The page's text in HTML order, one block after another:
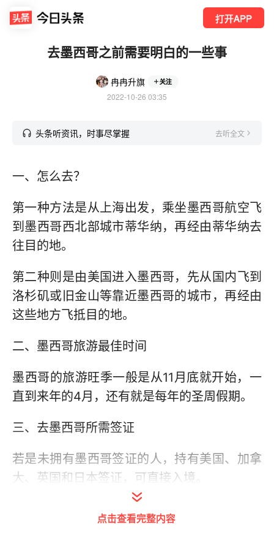
打开APP
去墨西哥之前需要明白的一些事
冉冉升旗 关注
2022-10-26 03:35
头条听资讯，时事尽掌握 去听全文
一、怎么去？
第一种方法是从上海出发，乘坐墨西哥航空飞
到墨西哥西北部城市蒂华纳，再经由蒂华纳去
往目的地。
第二种则是由美国进入墨西哥，先从国内飞到
洛杉矶或旧金山等靠近墨西哥的城市，再经由
这些地方飞抵目的地。
二、墨西哥旅游最佳时间
墨西哥的旅游旺季一般是从11月底就开始，一
直到来年的4月，还有就是每年的圣周假期。
三、去墨西哥所需签证
若是未拥有墨西哥签证的人，持有美国、加拿
大、英国和日本签证，可直接入境。
点击查看完整内容